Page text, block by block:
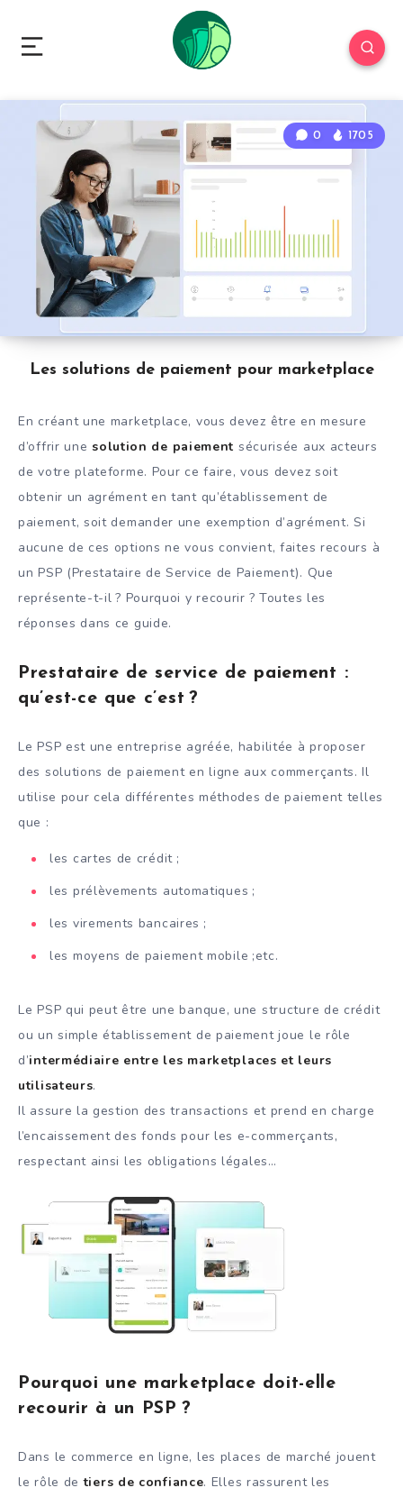
Les solutions de paiement pour marketplace
0 1705
En créant une marketplace, vous devez être en mesure
d’offrir unesolution de paiement sécurisée aux acteurs
de votre plateforme. Pour ce faire, vous devez soit
obtenir un agrément en tant qu’établissement de
paiement, soit demander une exemption d’agrément. Si
aucune de ces options ne vous convient, faites recours à
un PSP (Prestataire de Service de Paiement). Que
représente-t-il ? Pourquoi y recourir ? Toutes les
réponses dans ce guide.
Prestataire de service de paiement :
qu’est-ce que c’est ?
Le PSP est une entreprise agréée, habilitée à proposer
des solutions de paiement en ligne aux commerçants. Il
utilise pour cela différentes méthodes de paiement telles
que :
les cartes de crédit ;
les prélèvements automatiques ;
les virements bancaires ;
les moyens de paiement mobile ;etc.
Le PSP qui peut être une banque, une structure de crédit
ou un simple établissement de paiement joue le rôle
d’intermédiaire entre les marketplaces et leurs
utilisateurs.
Il assure la gestion des transactions et prend en charge
l’encaissement des fonds pour les e-commerçants,
respectant ainsi les obligations légales…
Pourquoi une marketplace doit-elle
recourir à un PSP ?
Dans le commerce en ligne, les places de marché jouent
le rôle detiers de confiance. Elles rassurent les